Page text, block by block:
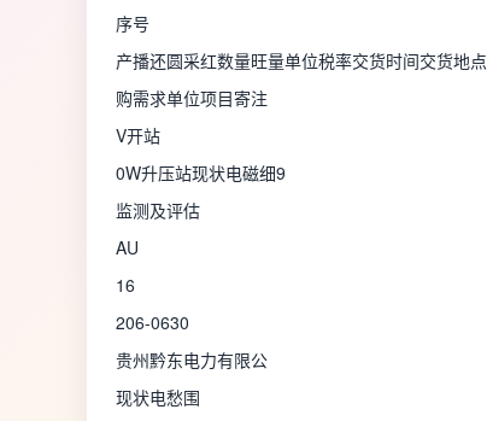
序号
产播还圆采红数量旺量单位税率交货时间交货地点
购需求单位项目寄注
V开站
0W升压站现状电磁细9
监测及评估
AU
16
206-0630
贵州黔东电力有限公
现状电愁围